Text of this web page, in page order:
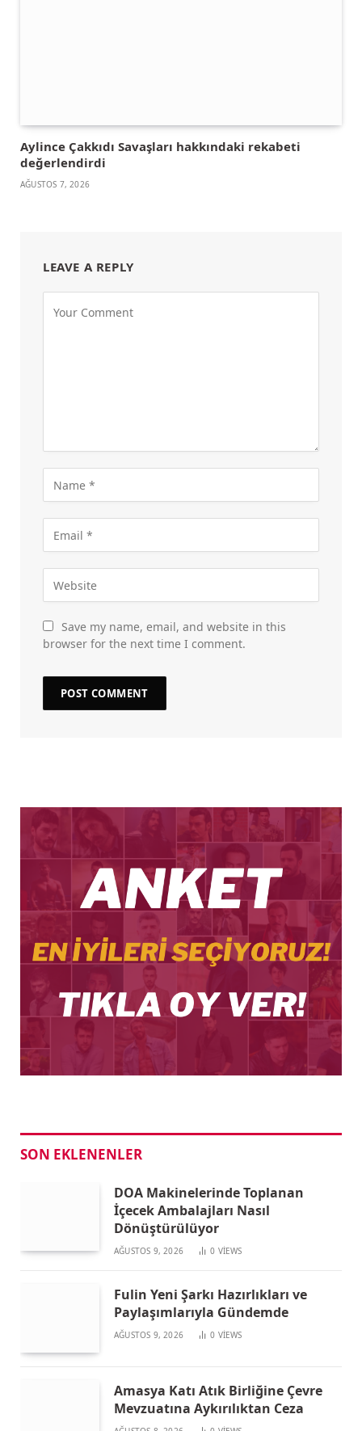
Aylince Çakkıdı Savaşları hakkındaki rekabeti
değerlendirdi
AĞUSTOS 7, 2026
LEAVE A REPLY
Save my name, email, and website in this
browser for the next time I comment.
SON EKLENENLER
DOA Makinelerinde Toplanan
İçecek Ambalajları Nasıl
Dönüştürülüyor
AĞUSTOS 9, 2026 0 VIEWS
Fulin Yeni Şarkı Hazırlıkları ve
Paylaşımlarıyla Gündemde
AĞUSTOS 9, 2026 0 VIEWS
Amasya Katı Atık Birliğine Çevre
Mevzuatına Aykırılıktan Ceza